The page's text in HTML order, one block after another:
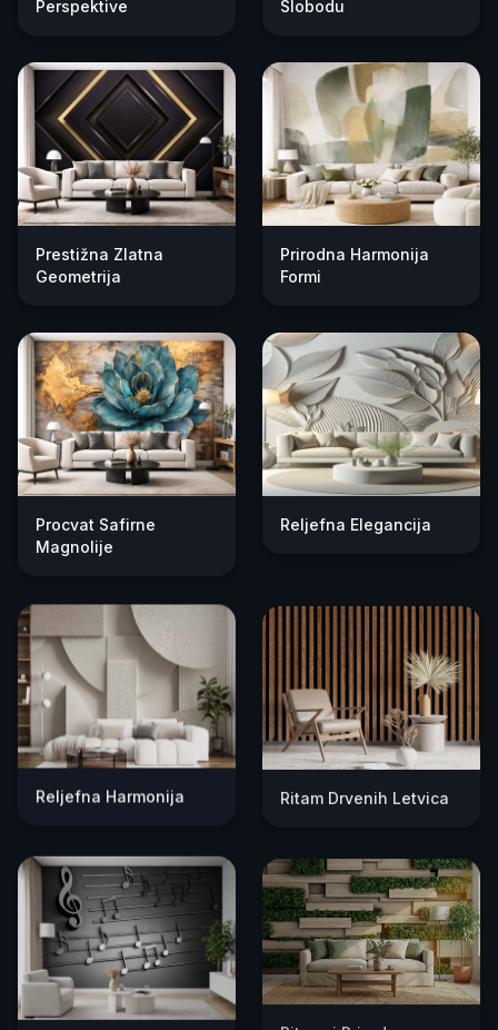
Perspektive
Slobodu
Prestižna Zlatna
Geometrija
Prirodna Harmonija
Formi
Procvat Safirne
Magnolije
Reljefna Elegancija
Reljefna Harmonija Ritam Drvenih Letvica
Ritmovi Prirode